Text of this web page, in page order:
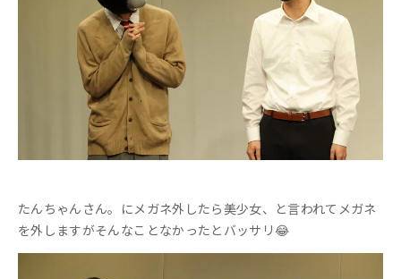
たんちゃんさん。にメガネ外したら美少女、と言われてメガネ
を外しますがそんなことなかったとバッサリ😂